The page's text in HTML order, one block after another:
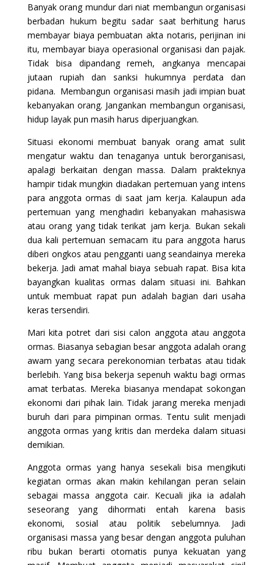
Banyak orang mundur dari niat membangun organisasi
berbadan hukum begitu sadar saat berhitung harus
membayar biaya pembuatan akta notaris, perijinan ini
itu, membayar biaya operasional organisasi dan pajak.
Tidak bisa dipandang remeh, angkanya mencapai
jutaan rupiah dan sanksi hukumnya perdata dan
pidana. Membangun organisasi masih jadi impian buat
kebanyakan orang. Jangankan membangun organisasi,
hidup layak pun masih harus diperjuangkan.
Situasi ekonomi membuat banyak orang amat sulit
mengatur waktu dan tenaganya untuk berorganisasi,
apalagi berkaitan dengan massa. Dalam prakteknya
hampir tidak mungkin diadakan pertemuan yang intens
para anggota ormas di saat jam kerja. Kalaupun ada
pertemuan yang menghadiri kebanyakan mahasiswa
atau orang yang tidak terikat jam kerja. Bukan sekali
dua kali pertemuan semacam itu para anggota harus
diberi ongkos atau pengganti uang seandainya mereka
bekerja. Jadi amat mahal biaya sebuah rapat. Bisa kita
bayangkan kualitas ormas dalam situasi ini. Bahkan
untuk membuat rapat pun adalah bagian dari usaha
keras tersendiri.
Mari kita potret dari sisi calon anggota atau anggota
ormas. Biasanya sebagian besar anggota adalah orang
awam yang secara perekonomian terbatas atau tidak
berlebih. Yang bisa bekerja sepenuh waktu bagi ormas
amat terbatas. Mereka biasanya mendapat sokongan
ekonomi dari pihak lain. Tidak jarang mereka menjadi
buruh dari para pimpinan ormas. Tentu sulit menjadi
anggota ormas yang kritis dan merdeka dalam situasi
demikian.
Anggota ormas yang hanya sesekali bisa mengikuti
kegiatan ormas akan makin kehilangan peran selain
sebagai massa anggota cair. Kecuali jika ia adalah
seseorang yang dihormati entah karena basis
ekonomi, sosial atau politik sebelumnya. Jadi
organisasi massa yang besar dengan anggota puluhan
ribu bukan berarti otomatis punya kekuatan yang